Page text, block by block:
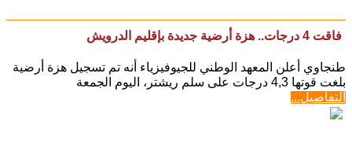
فاقت 4 درجات.. هزة أرضية جديدة بإقليم الدرويش
طنجاوي أعلن المعهد الوطني للجيوفيزياء أنه تم تسجيل هزة أرضية
بلغت قوتها 4,3 درجات على سلم ريشتر، اليوم الجمعة
التفاصيل...